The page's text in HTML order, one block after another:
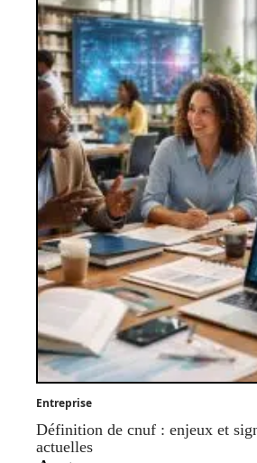
Entreprise
Définition de cnuf : enjeux et
actuelles